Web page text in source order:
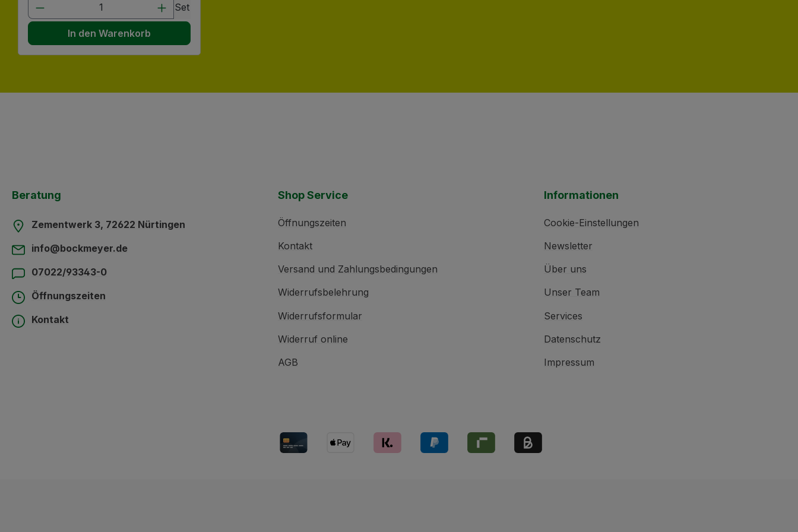
Produkt Anzahl: Gib den gewünschten Wert ein oder benutze die Schaltflächen um die Anzahl zu erhöhen oder
Set
In den Warenkorb
Beratung
Zementwerk 3, 72622 Nürtingen
info@bockmeyer.de
07022/93343-0
Öffnungszeiten
Kontakt
Shop Service
Öffnungszeiten
Kontakt
Versand und Zahlungsbedingungen
Widerrufsbelehrung
Widerrufsformular
Widerruf online
AGB
Informationen
Cookie-Einstellungen
Newsletter
Über uns
Unser Team
Services
Datenschutz
Impressum